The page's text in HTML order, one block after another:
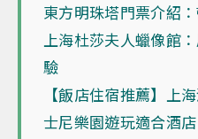
東方明珠塔門票介紹
上海杜莎夫人蠟像館
驗
【飯店住宿推薦】上
士尼樂園遊玩適合酒店